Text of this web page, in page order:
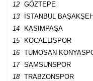
12
GÖZTEPE
13
İSTANBUL
14
KASIMPAŞA
15
KOCAELİSPOR
16
TÜMOSAN
17
SAMSUNSPOR
18
TRABZONSPOR